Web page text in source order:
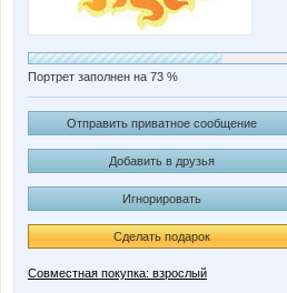
Портрет заполнен на 73 %
Отправить приватное сообщение
Добавить в друзья
Игнорировать
Сделать подарок
Совместная покупка: взрослый